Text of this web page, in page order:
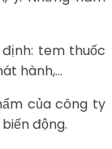
tem thuốc
hành,…
của công ty
động.